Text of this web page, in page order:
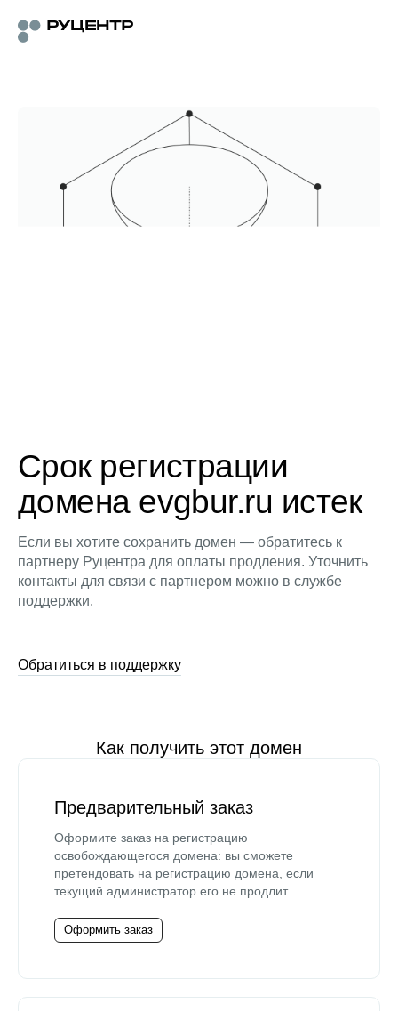
Срок регистрации
домена evgbur.ru истек
Если вы хотите сохранить домен — обратитесь к
партнеру Руцентра для оплаты продления. Уточнить
контакты для связи с партнером можно в службе
поддержки.
Обратиться в поддержку
Как получить этот домен
Предварительный заказ
Оформите заказ на регистрацию
освобождающегося домена: вы сможете
претендовать на регистрацию домена, если
текущий администратор его не продлит.
Оформить заказ